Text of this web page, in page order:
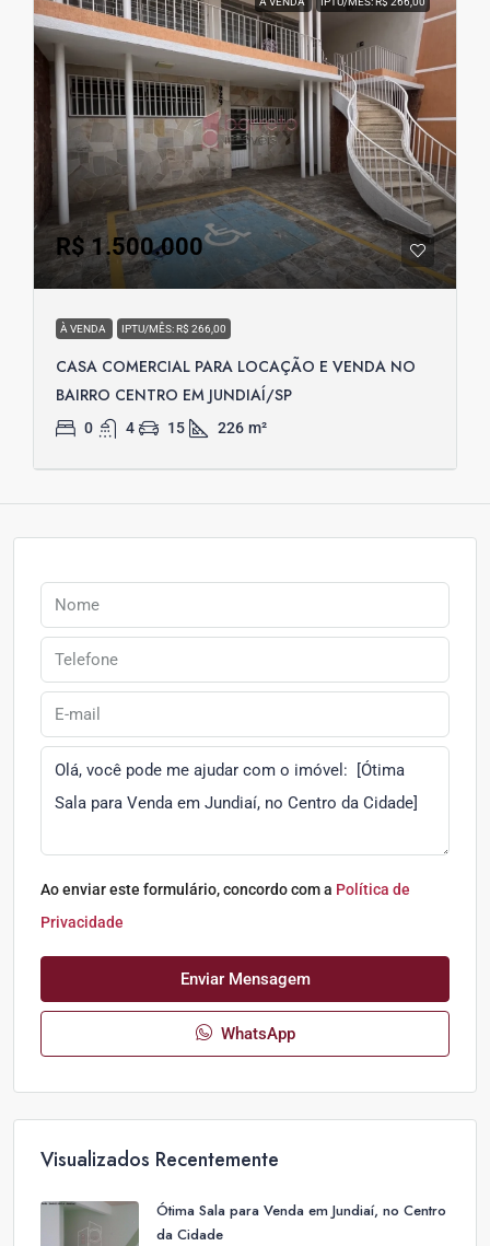
R$ 1.500.000
À VENDA IPTU/MÊS: R$ 266,00
CASA COMERCIAL PARA LOCAÇÃO E VENDA NO
BAIRRO CENTRO EM JUNDIAÍ/SP
0 4 15 226 m²
Ao enviar este formulário, concordo com a Política de
Privacidade
Enviar Mensagem
WhatsApp
Visualizados Recentemente
Ótima Sala para Venda em Jundiaí, no Centro
da Cidade